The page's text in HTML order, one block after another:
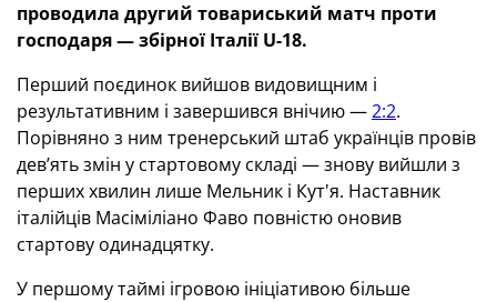
проводила другий товариський матч проти
господаря — збірної Італії U-18.
Перший поєдинок вийшов видовищним і
результативним і завершився внічию —2:2.
Порівняно з ним тренерський штаб українців провів
дев’ять змін у стартовому складі — знову вийшли з
перших хвилин лише Мельник і Кут'я. Наставник
італійців Масіміліано Фаво повністю оновив
стартову одинадцятку.
У першому таймі ігровою ініціативою більше